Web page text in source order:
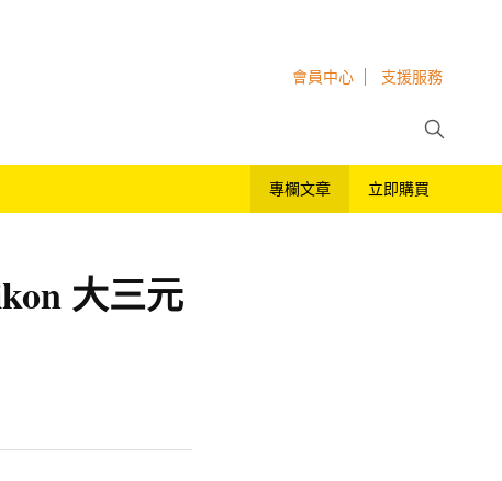
會員中心 支援服務
專欄文章 立即購買
大三元